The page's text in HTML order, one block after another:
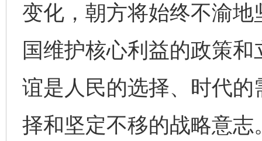
变化，朝方将始终不渝
国维护核心利益的政策
谊是人民的选择、时代
择和坚定不移的战略意